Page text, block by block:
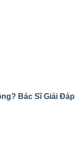
Bác Sĩ Giải Đáp